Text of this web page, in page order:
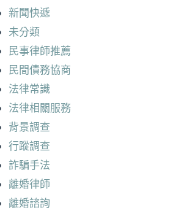
新聞快遞
未分類
民事律師推薦
民間債務協商
法律常識
法律相關服務
背景調查
行蹤調查
詐騙手法
離婚律師
離婚諮詢